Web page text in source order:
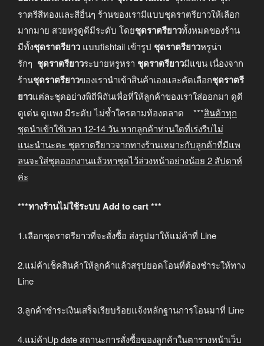
ราตรีสีทองและสีอื่นๆ ร้านของเรามีแบบชุดราตรียาวให้เลือก
มากมาย สวยหรูดูดีมีระดับ โดยชุดราตรียาวทั้งหมดของร้าน
มีทั้งชุดราตรียาว แบบfishtail เข้ารูป ชุดราตรียาวหรูน่า
รักๆ ชุดราตรียาวระบายหรูหรา ชุดราตรียาวมีแขน เนื่องจาก
ร้านชุดราตรียาวของเรานำเข้าสินค้าเองและคัดเลือกชุดราตรี
ยาวแต่ละชุดอย่างพิถีพิถันเพื่อที่ให้ลูกค้าของเราใส่ออกมา ดูดี
ดูเด่น ดูแพง มีระดับ ไม่ซ้ำใครตามท้องตลาด ***สินค้าทุก
ชุดนำเข้าใช้เวลา 12-14 วัน หากลูกค้าท่านใดที่เร่งรีบไม่
แนะนำนะคะ ชุดราตรียาวจากทางร้านเหมาะกับลูกค้าที่มีแพ
ลนจะใส่ชุดออกงานแล้วหาชุดไว้ล่วงหน้าอย่างน้อย 2 สัปดาห์
ค่ะ
***ทางร้านไม่ใช้ระบบ Add to cart ***
1.เลือกชุดราตรียาวที่จะสั่งซื้อ ส่งรูปมาให้แม่ค้าที่ Line
2.แม่ค้าเช็คสินค้าให้ลูกค้าแล้วสรุปยอดโอนที่ต้องชำระให้ทาง
Line
3.ลูกค้าชำระเงินเสร็จเรียบร้อยแจ้งหลักฐานการโอนมาที่ Line
4.แม่ค้าUp date สถานะการสั่งซื้อของลูกค้าในตารางหน้าเว็บ